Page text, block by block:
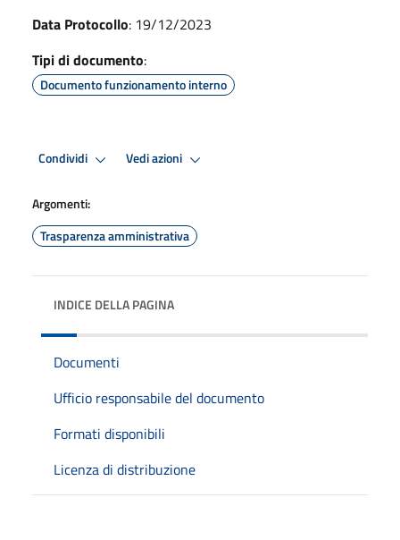
Data Protocollo: 19/12/2023
Tipi di documento:
Documento funzionamento interno
Condividi Vedi azioni
Argomenti:
Trasparenza amministrativa
INDICE DELLA PAGINA
Documenti
Ufficio responsabile del documento
Formati disponibili
Licenza di distribuzione